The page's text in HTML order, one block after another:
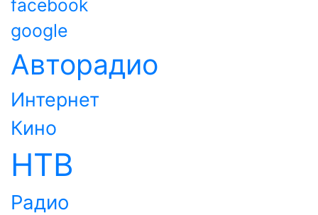
facebook
google
Авторадио
Интернет
Кино
НТВ
Радио